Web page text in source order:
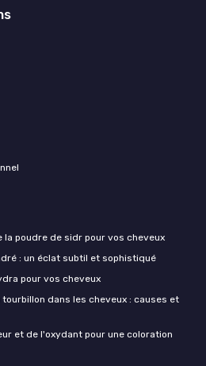
poudre de sidr pour vos cheveux
: un éclat subtil et sophistiqué
pour vos cheveux
dans les cheveux : causes et
et de l'oxydant pour une coloration